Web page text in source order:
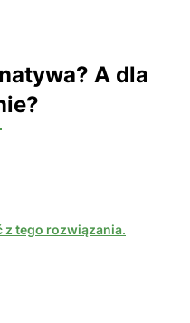
z tego rozwiązania.